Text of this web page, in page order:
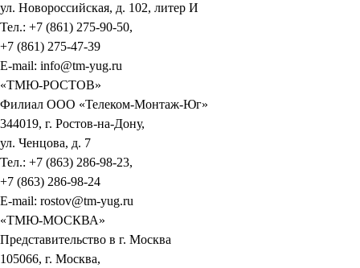
ул. Новороссийская, д. 102, литер И
Тел.: +7 (861) 275-90-50,
+7 (861) 275-47-39
E-mail: info@tm-yug.ru
«ТМЮ-РОСТОВ»
Филиал ООО «Телеком-Монтаж-Юг»
344019, г. Ростов-на-Дону,
ул. Ченцова, д. 7
Тел.: +7 (863) 286-98-23,
+7 (863) 286-98-24
E-mail: rostov@tm-yug.ru
«ТМЮ-МОСКВА»
Представительство в г. Москва
105066, г. Москва,